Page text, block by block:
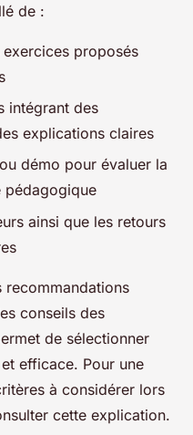
de :
proposés
intégrant des
explications claires
démo pour évaluer la
pédagogique
ainsi que les retours
recommandations
conseils des
de sélectionner
efficace. Pour une
à considérer lors
cette explication.